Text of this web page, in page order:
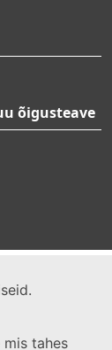
tahes
õigusteave